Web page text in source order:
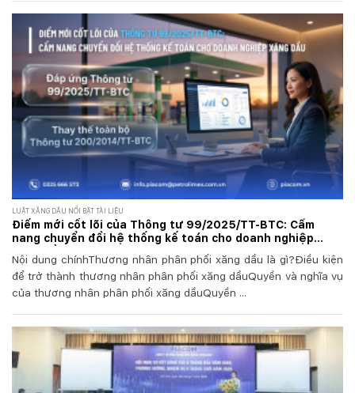
LUẬT XĂNG DẦU NỔI BẬT TÀI LIỆU
Điểm mới cốt lõi của Thông tư 99/2025/TT-BTC: Cẩm
nang chuyển đổi hệ thống kế toán cho doanh nghiệp
Nội dung chínhThương nhân phân phối xăng dầu là gì?Điều kiện
để trở thành thương nhân phân phối xăng dầuQuyền và nghĩa vụ
của thương nhân phân phối xăng dầuQuyền ...